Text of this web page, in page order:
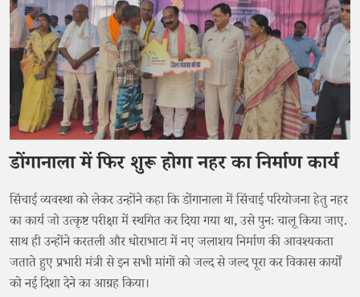
डोंगानाला में फिर शुरू होगा नहर का निर्माण कार्य
सिंचाई व्यवस्था को लेकर उन्होंने कहा कि डोंगानाला में सिंचाई परियोजना हेतु नहर
का कार्य जो उत्कृष्ट परीक्षा में स्थगित कर दिया गया था, उसे पुनः चालू किया जाए.
साथ ही उन्होंने करतली और धोराभाटा में नए जलाशय निर्माण की आवश्यकता
जताते हुए प्रभारी मंत्री से इन सभी मांगों को जल्द से जल्द पूरा कर विकास कार्यों
को नई दिशा देने का आग्रह किया।